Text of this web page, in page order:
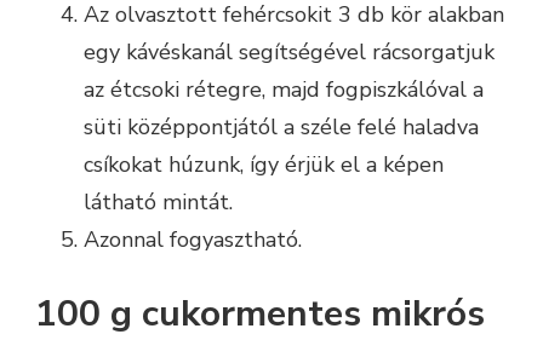
Az olvasztott fehércsokit 3 db kör alakban
egy kávéskanál segítségével rácsorgatjuk
az étcsoki rétegre, majd fogpiszkálóval a
süti középpontjától a széle felé haladva
csíkokat húzunk, így érjük el a képen
látható mintát.
Azonnal fogyasztható.
100 g cukormentes mikrós